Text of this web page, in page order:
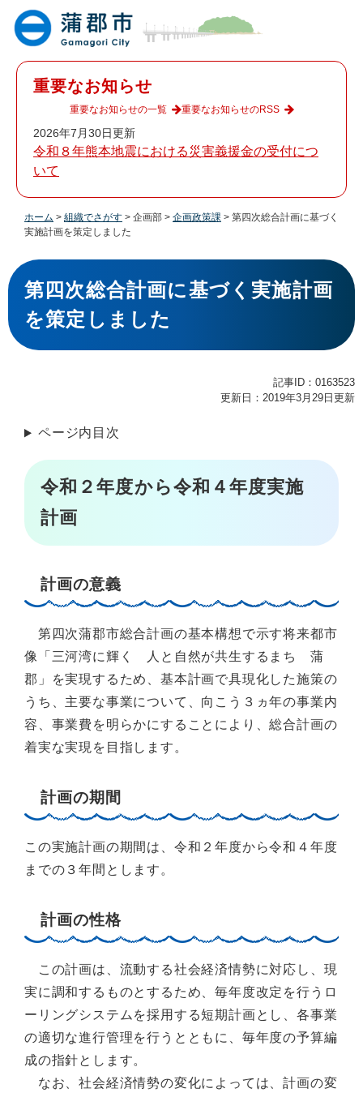
重要なお知らせ
2026年7月30日更新
令和８年熊本地震における災害義援金の受付につ
いて
重要なお知らせの一覧 重要なお知らせのRSS
ホーム > 組織でさがす > 企画部 > 企画政策課 > 第四次総合計画に基づく
実施計画を策定しました
本
文
第四次総合計画に基づく実施計画
を策定しました
記事ID：0163523
更新日：2019年3月29日更新
ページ内目次
令和２年度から令和４年度実施
計画
計画の意義
第四次蒲郡市総合計画の基本構想で示す将来都市
像「三河湾に輝く 人と自然が共生するまち 蒲
郡」を実現するため、基本計画で具現化した施策の
うち、主要な事業について、向こう３ヵ年の事業内
容、事業費を明らかにすることにより、総合計画の
着実な実現を目指します。
計画の期間
この実施計画の期間は、令和２年度から令和４年度
までの３年間とします。
計画の性格
この計画は、流動する社会経済情勢に対応し、現
実に調和するものとするため、毎年度改定を行うロ
ーリングシステムを採用する短期計画とし、各事業
の適切な進行管理を行うとともに、毎年度の予算編
成の指針とします。
なお、社会経済情勢の変化によっては、計画の変